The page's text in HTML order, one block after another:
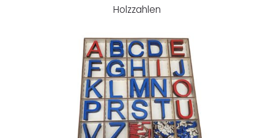
Holzzahlen